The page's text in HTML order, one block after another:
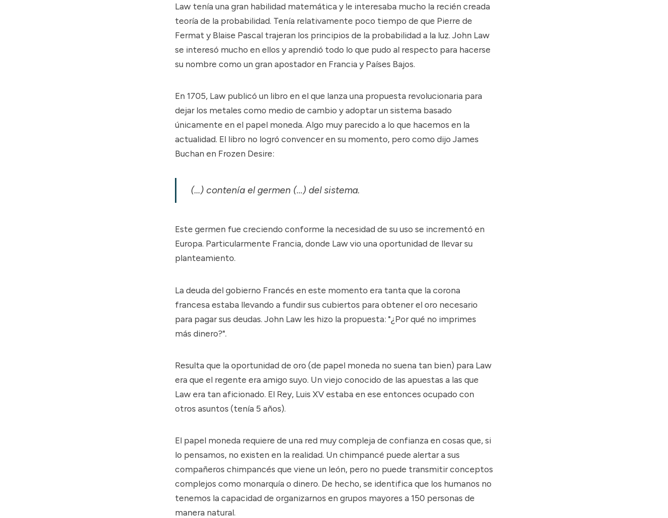
Law tenía una gran habilidad matemática y le interesaba mucho la recién creada
teoría de la probabilidad. Tenía relativamente poco tiempo de que Pierre de
Fermat y Blaise Pascal trajeran los principios de la probabilidad a la luz. John Law
se interesó mucho en ellos y aprendió todo lo que pudo al respecto para hacerse
su nombre como un gran apostador en Francia y Países Bajos.
En 1705, Law publicó un libro en el que lanza una propuesta revolucionaria para
dejar los metales como medio de cambio y adoptar un sistema basado
únicamente en el papel moneda. Algo muy parecido a lo que hacemos en la
actualidad. El libro no logró convencer en su momento, pero como dijo James
Buchan en Frozen Desire:
(...) contenía el germen (...) del sistema.
Este germen fue creciendo conforme la necesidad de su uso se incrementó en
Europa. Particularmente Francia, donde Law vio una oportunidad de llevar su
planteamiento.
La deuda del gobierno Francés en este momento era tanta que la corona
francesa estaba llevando a fundir sus cubiertos para obtener el oro necesario
para pagar sus deudas. John Law les hizo la propuesta: "¿Por qué no imprimes
más dinero?".
Resulta que la oportunidad de oro (de papel moneda no suena tan bien) para Law
era que el regente era amigo suyo. Un viejo conocido de las apuestas a las que
Law era tan aficionado. El Rey, Luis XVestaba en ese entonces ocupado con
otros asuntos (tenía 5 años).
El papel moneda requiere de una red muy compleja de confianza en cosas que, si
lo pensamos, no existen en la realidad. Un chimpancé puede alertar a sus
compañeros chimpancés que viene un león, pero no puede transmitir conceptos
complejos como monarquía o dinero. De hecho, se identifica que los humanos no
tenemos la capacidad de organizarnos en grupos mayores a 150 personas de
manera natural.